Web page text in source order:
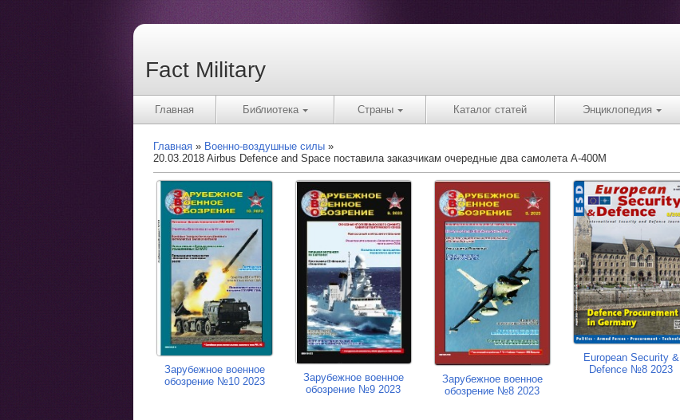
Fact Military
Главная Библиотека Страны Каталог статей Энциклопедия
Главная
Военно-воздушные силы
20.03.2018 Airbus Defence and Space поставила заказчикам очередные два самолета A-400M
Зарубежное военное
обозрение №10 2023
Зарубежное военное
обозрение №9 2023
Зарубежное военное
обозрение №8 2023
European Security &
Defence №8 2023